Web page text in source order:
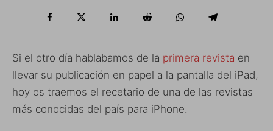
Si el otro día hablabamos de la primera revista en
llevar su publicación en papel a la pantalla del iPad,
hoy os traemos el recetario de una de las revistas
más conocidas del país para iPhone.